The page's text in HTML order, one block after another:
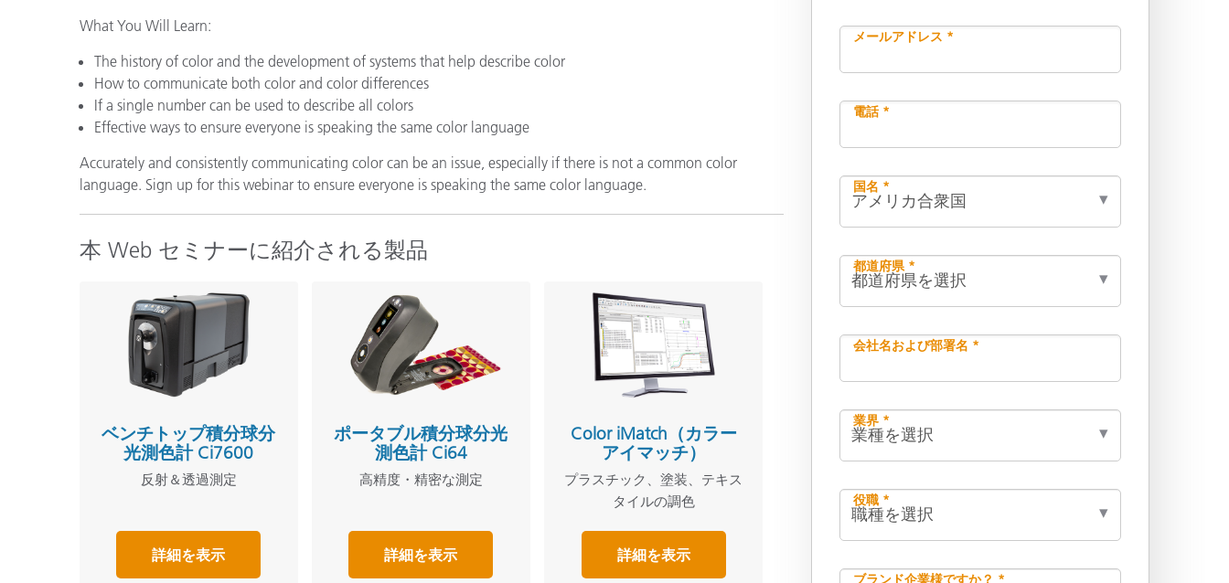
What You Will Learn:
The history of color and the development of systems that help describe color
How to communicate both color and color differences
If a single number can be used to describe all colors
Effective ways to ensure everyone is speaking the same color language
Accurately and consistently communicating color can be an issue, especially if there is not a common color
language. Sign up for this webinar to ensure everyone is speaking the same color language.
本 Web セミナーに紹介される製品
ベンチトップ積分球分
光測色計 Ci7600
反射＆透過測定
詳細を表示
ポータブル積分球分光
測色計 Ci64
高精度・精密な測定
詳細を表示
Color iMatch（カラー
アイマッチ）
プラスチック、塗装、テキス
タイルの調色
詳細を表示
メールアドレス *
電話 *
国名 *
都道府県 *
会社名および部署名 *
業界 *
役職 *
ブランド企業様ですか？ *